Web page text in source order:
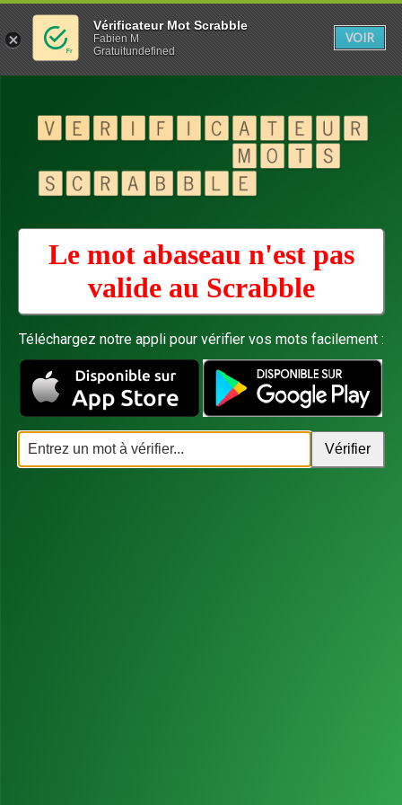
Le mot abaseau n'est pas
valide au Scrabble
Téléchargez notre appli pour vérifier vos mots facilement :
Vérificateur Mot Scrabble
Fabien M
Gratuitundefined
VOIR